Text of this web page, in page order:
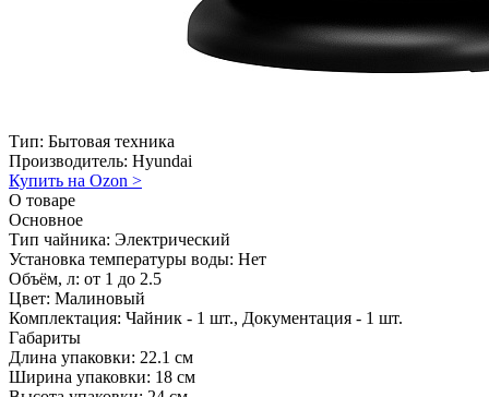
Тип: Бытовая техника
Производитель: Hyundai
Купить на Ozon >
О товаре
Основное
Тип чайника: Электрический
Установка температуры воды: Нет
Объём, л: от 1 до 2.5
Цвет: Малиновый
Комплектация: Чайник - 1 шт., Документация - 1 шт.
Габариты
Длина упаковки: 22.1 см
Ширина упаковки: 18 см